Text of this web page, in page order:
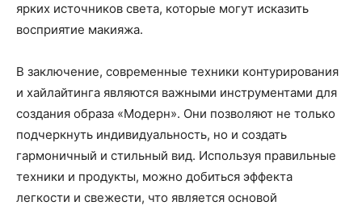
ярких источников света, которые могут исказить
восприятие макияжа.
В заключение, современные техники контурирования
и хайлайтинга являются важными инструментами для
создания образа «Модерн». Они позволяют не только
подчеркнуть индивидуальность, но и создать
гармоничный и стильный вид. Используя правильные
техники и продукты, можно добиться эффекта
легкости и свежести, что является основой